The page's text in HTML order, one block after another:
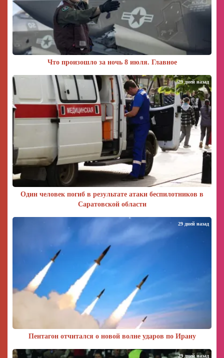
Что произошло за ночь 8 июля. Главное
Один человек погиб в результате атаки беспилотников в
Саратовской области
29 дней назад
Пентагон отчитался о новой волне ударов по Ирану
29 дней назад
29 дней назад